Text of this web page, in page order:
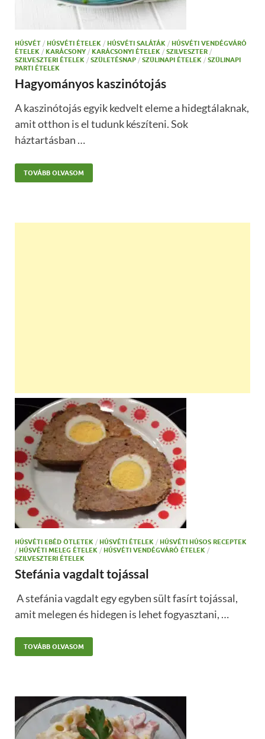
HÚSVÉT / HÚSVÉTI ÉTELEK / HÚSVÉTI SALÁTÁK / HÚSVÉTI VENDÉGVÁRÓ
ÉTELEK / KARÁCSONY / KARÁCSONYI ÉTELEK / SZILVESZTER /
SZILVESZTERI ÉTELEK / SZÜLETÉSNAP / SZÜLINAPI ÉTELEK / SZÜLINAPI
PARTI ÉTELEK
Hagyományos kaszinótojás
A kaszinótojás egyik kedvelt eleme a hidegtálaknak,
amit otthon is el tudunk készíteni. Sok
háztartásban …
TOVÁBB OLVASOM
HÚSVÉTI EBÉD ÖTLETEK / HÚSVÉTI ÉTELEK / HÚSVÉTI HÚSOS RECEPTEK
/ HÚSVÉTI MELEG ÉTELEK / HÚSVÉTI VENDÉGVÁRÓ ÉTELEK /
SZILVESZTERI ÉTELEK
Stefánia vagdalt tojással
A stefánia vagdalt egy egyben sült fasírt tojással,
amit melegen és hidegen is lehet fogyasztani, …
TOVÁBB OLVASOM